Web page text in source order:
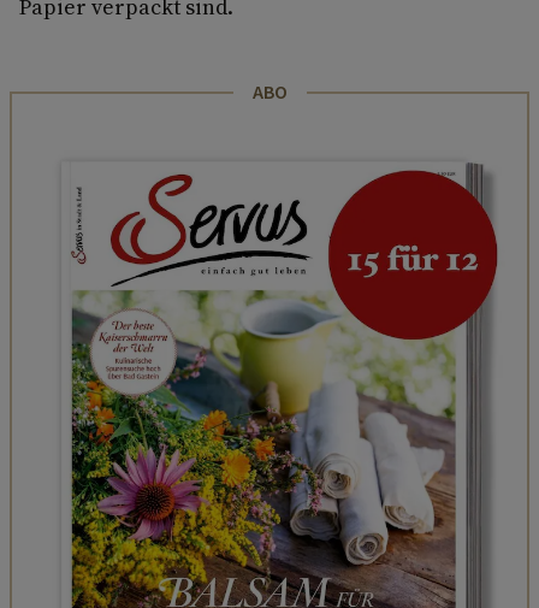
Papier verpackt sind.
ABO